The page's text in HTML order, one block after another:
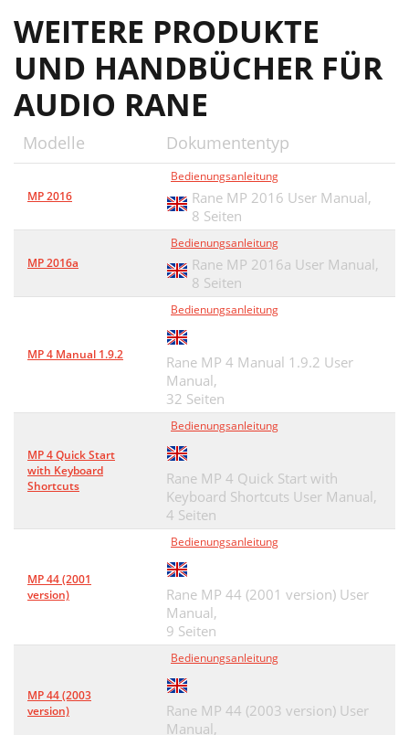
WEITERE PRODUKTE
UND HANDBÜCHER FÜR
AUDIO RANE
Modelle Dokumententyp
MP 2016
Bedienungsanleitung
Rane MP 2016 User Manual,
8 Seiten
MP 2016a
Bedienungsanleitung
Rane MP 2016a User Manual,
8 Seiten
MP 4 Manual 1.9.2
Bedienungsanleitung
Rane MP 4 Manual 1.9.2 User
Manual,
32 Seiten
MP 4 Quick Start
with Keyboard
Shortcuts
Bedienungsanleitung
Rane MP 4 Quick Start with
Keyboard Shortcuts User Manual,
4 Seiten
MP 44 (2001
version)
Bedienungsanleitung
Rane MP 44 (2001 version) User
Manual,
9 Seiten
MP 44 (2003
version)
Bedienungsanleitung
Rane MP 44 (2003 version) User
Manual,